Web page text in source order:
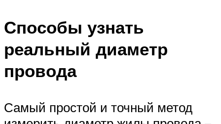
Способы узнать
реальный диаметр
провода
Самый простой и точный метод